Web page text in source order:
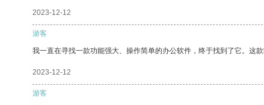
2023-12-12
游客
我一直在寻找一款功能强大、操作简单的办公软件，终于找到了它。这
2023-12-12
游客